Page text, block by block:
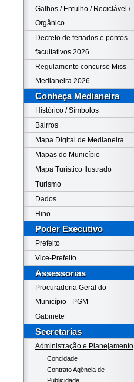
Galhos / Entulho / Reciclável /
Orgânico
Decreto de feriados e pontos
facultativos 2026
Regulamento concurso Miss
Medianeira 2026
Conheça Medianeira
Histórico / Símbolos
Bairros
Mapa Digital de Medianeira
Mapas do Município
Mapa Turístico Ilustrado
Turismo
Dados
Hino
Poder Executivo
Prefeito
Vice-Prefeito
Assessorias
Procuradoria Geral do
Município - PGM
Gabinete
Secretarias
Administração e Planejamento
Concidade
Contrato Agência de
Publicidade